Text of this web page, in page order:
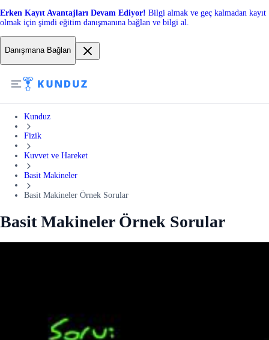
Erken Kayıt Avantajları Devam Ediyor! Bilgi almak ve geç kalmadan kayıt
olmak için şimdi eğitim danışmanına bağlan ve bilgi al.
Danışmana Bağlan
Kunduz
Fizik
Kuvvet ve Hareket
Basit Makineler
Basit Makineler Örnek Sorular
Basit Makineler Örnek Sorular